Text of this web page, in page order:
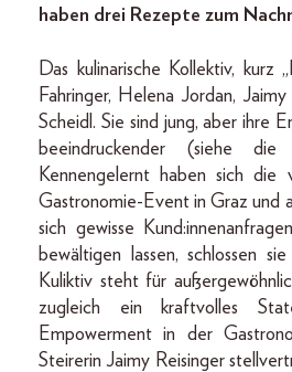
haben drei Rezepte zum
Das kulinarische Kollektiv, kurz
Fahringer, Helena Jordan,
Scheidl. Sie sind jung, aber ihre
beeindruckender (siehe die
Kennengelernt haben sich
Gastronomie-Event in Graz und
sich gewisse
bewältigen lassen, schlossen
Kuliktiv steht für
zugleich ein kraftvolles
Empowerment in der
Steirerin Jaimy Reisinger